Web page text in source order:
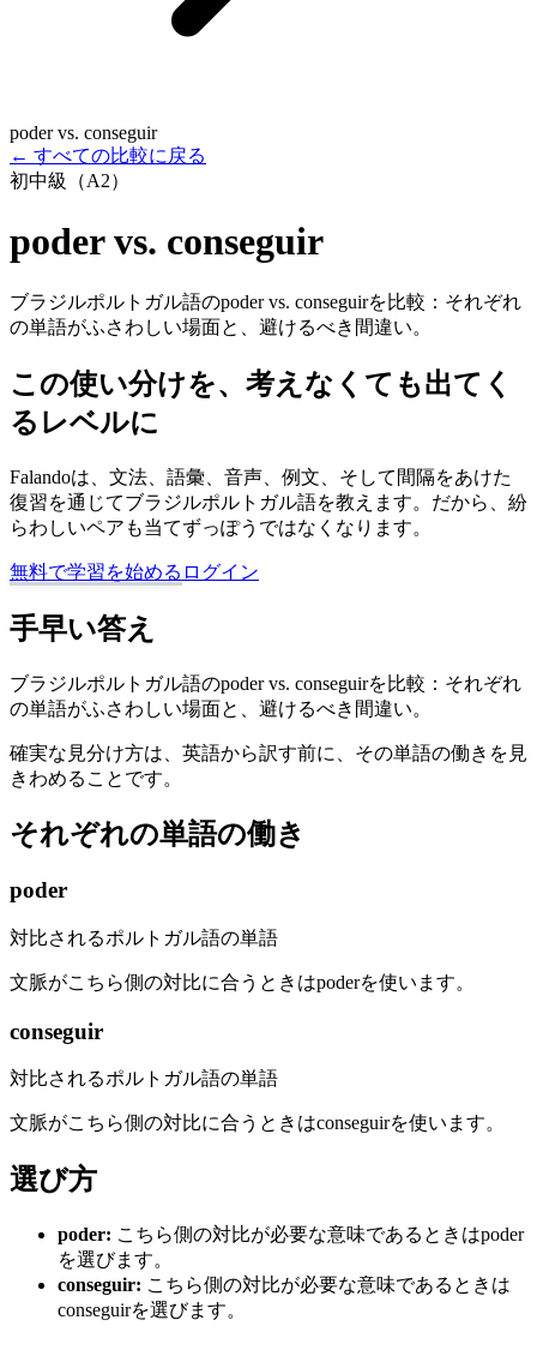
poder vs. conseguir
← すべての比較に戻る
初中級（A2）
poder vs. conseguir
ブラジルポルトガル語のpoder vs. conseguirを比較：それぞれ
の単語がふさわしい場面と、避けるべき間違い。
この使い分けを、考えなくても出てく
るレベルに
Falandoは、文法、語彙、音声、例文、そして間隔をあけた
復習を通じてブラジルポルトガル語を教えます。だから、紛
らわしいペアも当てずっぽうではなくなります。
無料で学習を始める ログイン
手早い答え
ブラジルポルトガル語のpoder vs. conseguirを比較：それぞれ
の単語がふさわしい場面と、避けるべき間違い。
確実な見分け方は、英語から訳す前に、その単語の働きを見
きわめることです。
それぞれの単語の働き
poder
対比されるポルトガル語の単語
文脈がこちら側の対比に合うときはpoderを使います。
conseguir
対比されるポルトガル語の単語
文脈がこちら側の対比に合うときはconseguirを使います。
選び方
poder: こちら側の対比が必要な意味であるときはpoder
を選びます。
conseguir: こちら側の対比が必要な意味であるときは
conseguirを選びます。